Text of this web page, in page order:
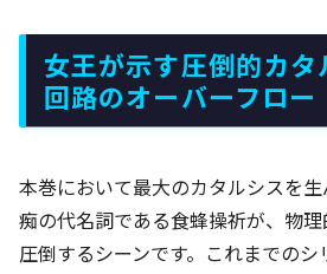
女王が示す圧倒的カ
回路のオーバーフロー
本巻において最大のカタルシスを
痴の代名詞である食蜂操祈が、物
圧倒するシーンです。これまでの